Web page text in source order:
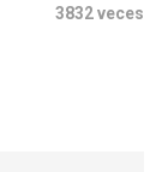
3832 veces